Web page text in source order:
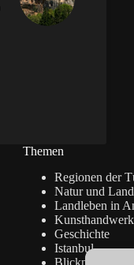
Themen
Regionen der
Natur und
Landleben in
Kunsthandwerk
Geschichte
Istanbul